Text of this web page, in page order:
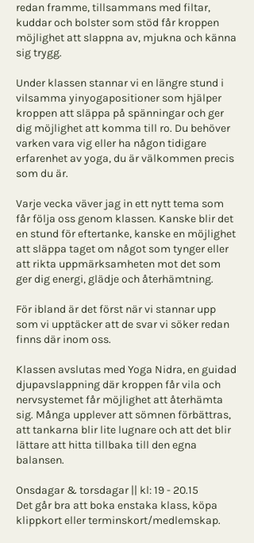
redan framme, tillsammans med filtar,
kuddar och bolster som stöd får kroppen
möjlighet att slappna av, mjukna och känna
sig trygg.
Under klassen stannar vi en längre stund i
vilsamma yinyogapositioner som hjälper
kroppen att släppa på spänningar och ger
dig möjlighet att komma till ro. Du behöver
varken vara vig eller ha någon tidigare
erfarenhet av yoga, du är välkommen precis
som du är.
Varje vecka väver jag in ett nytt tema som
får följa oss genom klassen. Kanske blir det
en stund för eftertanke, kanske en möjlighet
att släppa taget om något som tynger eller
att rikta uppmärksamheten mot det som
ger dig energi, glädje och återhämtning.
För ibland är det först när vi stannar upp
som vi upptäcker att de svar vi söker redan
finns där inom oss.
Klassen avslutas med Yoga Nidra, en guidad
djupavslappning där kroppen får vila och
nervsystemet får möjlighet att återhämta
sig. Många upplever att sömnen förbättras,
att tankarna blir lite lugnare och att det blir
lättare att hitta tillbaka till den egna
balansen.
Onsdagar & torsdagar || kl: 19 - 20.15
Det går bra att boka enstaka klass, köpa
klippkort eller terminskort/medlemskap.